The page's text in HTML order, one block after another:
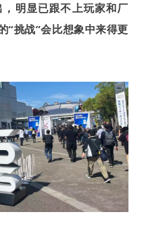
明显已跟不上玩家和厂
“挑战”会比想象中来得更